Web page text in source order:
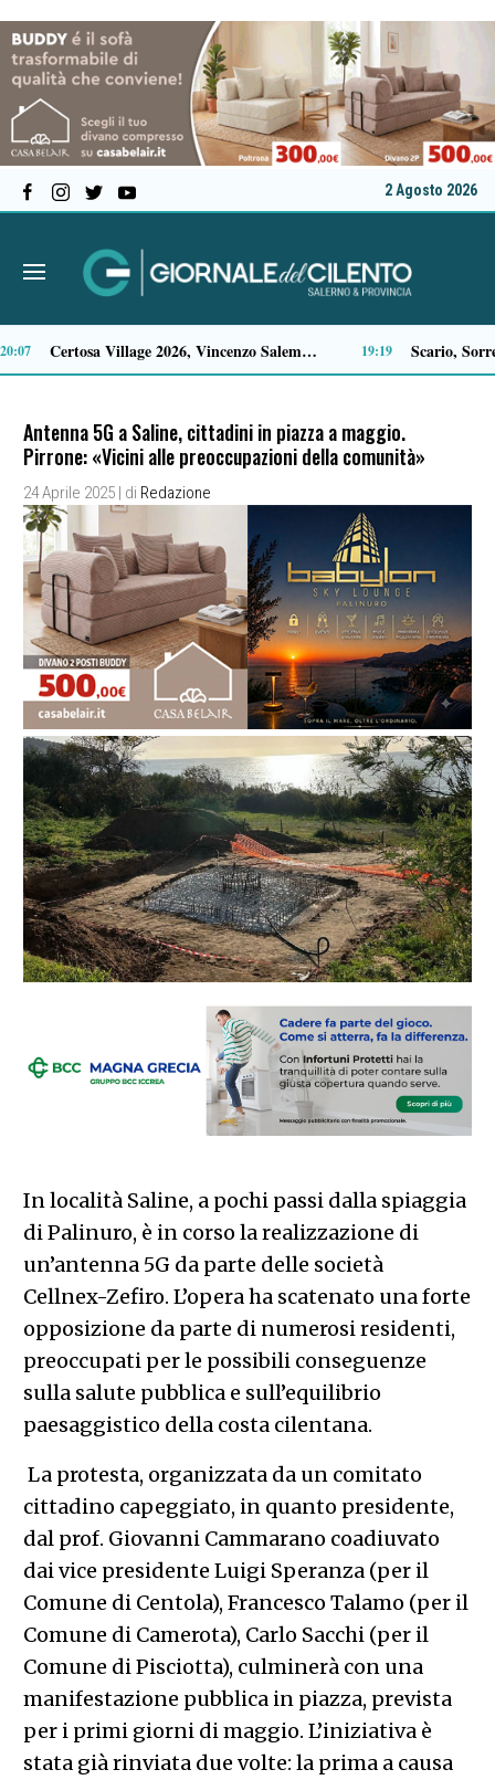
2 Agosto 2026
Salerno, decapitata la statua del Cristo nel centro storico 09:55
Antenna 5G a Saline, cittadini in piazza a maggio.
Pirrone: «Vicini alle preoccupazioni della comunità»
24 Aprile 2025 | di Redazione
In località Saline, a pochi passi dalla spiaggia
di Palinuro, è in corso la realizzazione di
un’antenna 5G da parte delle società
Cellnex-Zefiro. L’opera ha scatenato una forte
opposizione da parte di numerosi residenti,
preoccupati per le possibili conseguenze
sulla salute pubblica e sull’equilibrio
paesaggistico della costa cilentana.
La protesta, organizzata da un comitato
cittadino capeggiato, in quanto presidente,
dal prof. Giovanni Cammarano coadiuvato
dai vice presidente Luigi Speranza (per il
Comune di Centola), Francesco Talamo (per il
Comune di Camerota), Carlo Sacchi (per il
Comune di Pisciotta), culminerà con una
manifestazione pubblica in piazza, prevista
per i primi giorni di maggio. L’iniziativa è
stata già rinviata due volte: la prima a causa